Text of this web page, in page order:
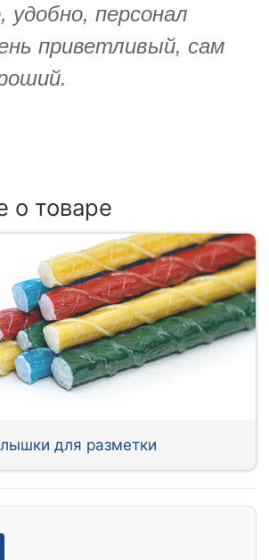
удобно, персонал
приветливый, сам
о товаре
для разметки